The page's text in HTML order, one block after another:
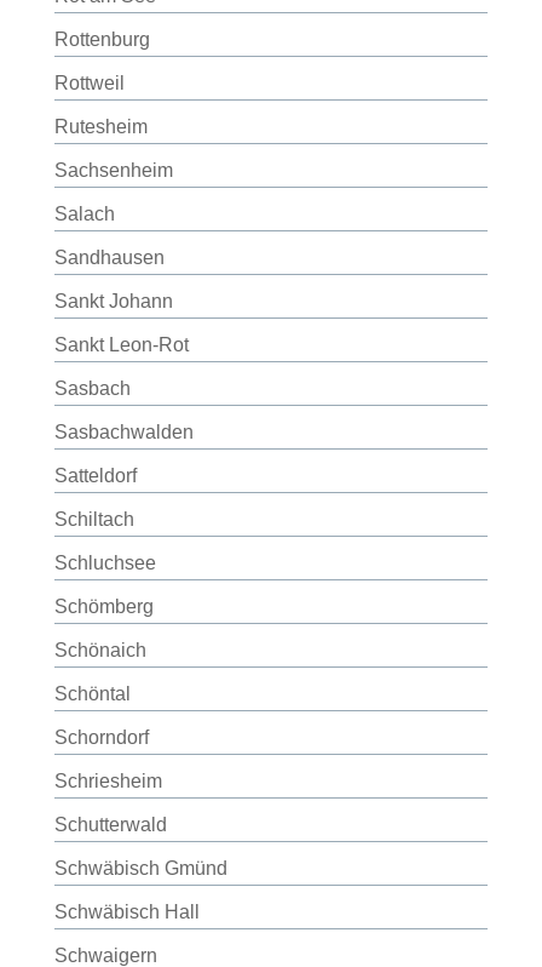
Rottenburg
Rottweil
Rutesheim
Sachsenheim
Salach
Sandhausen
Sankt Johann
Sankt Leon-Rot
Sasbach
Sasbachwalden
Satteldorf
Schiltach
Schluchsee
Schömberg
Schönaich
Schöntal
Schorndorf
Schriesheim
Schutterwald
Schwäbisch Gmünd
Schwäbisch Hall
Schwaigern